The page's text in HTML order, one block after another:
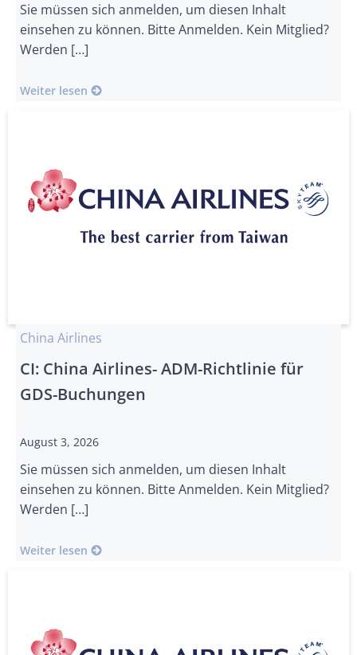
Sie müssen sich anmelden, um diesen Inhalt
einsehen zu können. Bitte Anmelden. Kein Mitglied?
Werden […]
Weiter lesen
China Airlines
CI: China Airlines- ADM-Richtlinie für
GDS-Buchungen
August 3, 2026
Sie müssen sich anmelden, um diesen Inhalt
einsehen zu können. Bitte Anmelden. Kein Mitglied?
Werden […]
Weiter lesen